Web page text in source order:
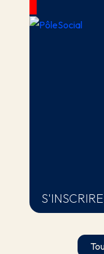
S'INSCRIRE